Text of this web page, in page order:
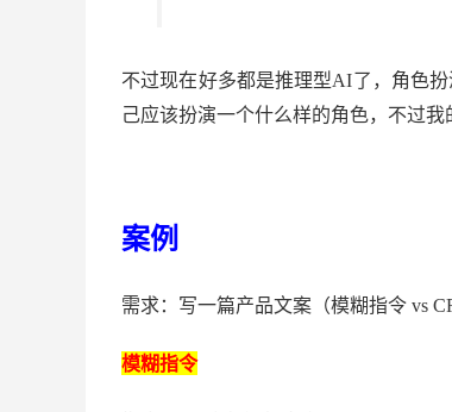
不过现在好多都是推理型AI了，角色
己应该扮演一个什么样的角色，不过我
案例
需求：写一篇产品文案（模糊指令 vs
模糊指令